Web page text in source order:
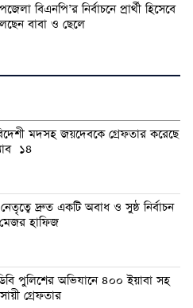
বিএনপি’র নির্বাচনে প্রার্থী হিসেবে
বাবা ও ছেলে
মদসহ জয়দেবকে গ্রেফতার করেছে
১৪
দ্রুত একটি অবাধ ও সুষ্ঠ নির্বাচন
হাফিজ
পুলিশের অভিযানে ৪০০ ইয়াবা সহ
গ্রেফতার